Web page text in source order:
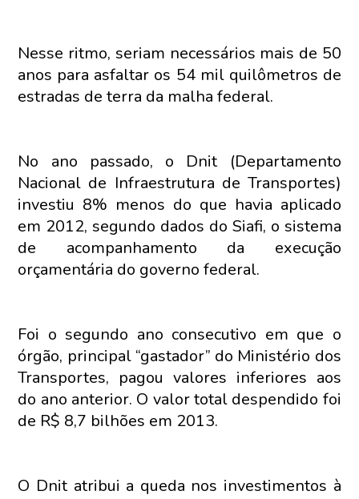
Nesse ritmo, seriam necessários mais de 50
anos para asfaltar os 54 mil quilômetros de
estradas de terra da malha federal.
No ano passado, o Dnit (Departamento
Nacional de Infraestrutura de Transportes)
investiu 8% menos do que havia aplicado
em 2012, segundo dados do Siafi, o sistema
de acompanhamento da execução
orçamentária do governo federal.
Foi o segundo ano consecutivo em que o
órgão, principal “gastador” do Ministério dos
Transportes, pagou valores inferiores aos
do ano anterior. O valor total despendido foi
de R$ 8,7 bilhões em 2013.
O Dnit atribui a queda nos investimentos à